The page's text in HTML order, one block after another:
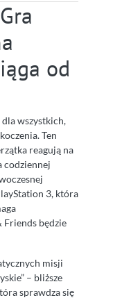
od
wszystkich,
Ten
reagują na
codziennej
3, która
Friends będzie
misji
– bliższe
sprawdza się